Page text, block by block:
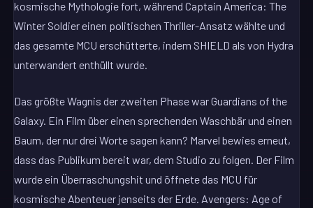
kosmische Mythologie fort, während Captain America: The
Winter Soldier einen politischen Thriller-Ansatz wählte und
das gesamte MCU erschütterte, indem SHIELD als von Hydra
unterwandert enthüllt wurde.
Das größte Wagnis der zweiten Phase war Guardians of the
Galaxy. Ein Film über einen sprechenden Waschbär und einen
Baum, der nur drei Worte sagen kann? Marvel bewies erneut,
dass das Publikum bereit war, dem Studio zu folgen. Der Film
wurde ein Überraschungshit und öffnete das MCU für
kosmische Abenteuer jenseits der Erde. Avengers: Age of